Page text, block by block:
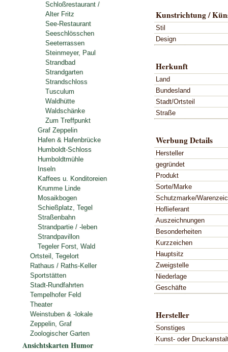
Kunstrichtung /
Stil
Design
Herkunft
Land
Bundesland
Stadt/Ortsteil
Straße
Werbung Details
Hersteller
gegründet
Produkt
Sorte/Marke
Schutzmarke/
Hoflieferant
Auszeichnungen
Besonderheiten
Kurzzeichen
Hauptsitz
Zweigstelle
Niederlage
Geschäfte
Hersteller
Sonstiges
Kunst- oder
Schloßrestaurant /
Alter Fritz
See-Restaurant
Seeschlösschen
Seeterrassen
Steinmeyer, Paul
Strandbad
Strandgarten
Strandschloss
Tusculum
Waldhütte
Waldschänke
Zum Treffpunkt
Graf Zeppelin
Hafen & Hafenbrücke
Humboldt-Schloss
Humboldtmühle
Inseln
Kaffees u. Konditoreien
Krumme Linde
Mosaikbogen
Schießplatz, Tegel
Straßenbahn
Strandpartie / -leben
Strandpavillon
Tegeler Forst, Wald
Ortsteil, Tegelort
Rathaus / Raths-Keller
Sportstätten
Stadt-Rundfahrten
Tempelhofer Feld
Theater
Weinstuben & -lokale
Zeppelin, Graf
Zoologischer Garten
Ansichtskarten Humor